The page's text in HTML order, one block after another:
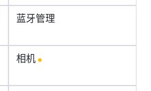
蓝牙管理
相机